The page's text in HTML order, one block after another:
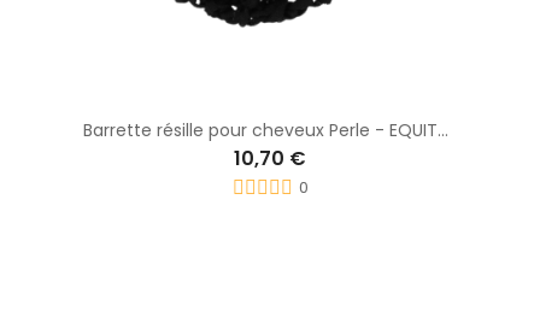
Barrette résille pour cheveux Perle - EQUITHEME
10,70 €
0